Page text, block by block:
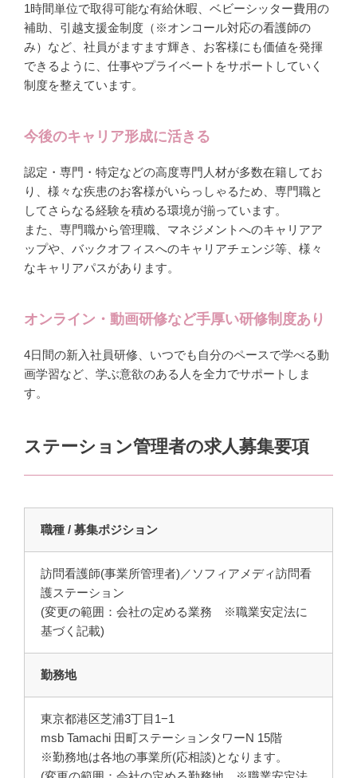
1時間単位で取得可能な有給休暇、ベビーシッター費用の
補助、引越支援金制度（※オンコール対応の看護師の
み）など、社員がますます輝き、お客様にも価値を発揮
できるように、仕事やプライベートをサポートしていく
制度を整えています。
今後のキャリア形成に活きる
認定・専門・特定などの高度専門人材が多数在籍してお
り、様々な疾患のお客様がいらっしゃるため、専門職と
してさらなる経験を積める環境が揃っています。
また、専門職から管理職、マネジメントへのキャリアア
ップや、バックオフィスへのキャリアチェンジ等、様々
なキャリアパスがあります。
オンライン・動画研修など手厚い研修制度あり
4日間の新入社員研修、いつでも自分のペースで学べる動
画学習など、学ぶ意欲のある人を全力でサポートしま
す。
ステーション管理者の求人募集要項
職種 / 募集ポジション
訪問看護師(事業所管理者)／ソフィアメディ訪問看
護ステーション
(変更の範囲：会社の定める業務 ※職業安定法に
基づく記載)
勤務地
東京都港区芝浦3丁目1−1
msb Tamachi 田町ステーションタワーN 15階
※勤務地は各地の事業所(応相談)となります。